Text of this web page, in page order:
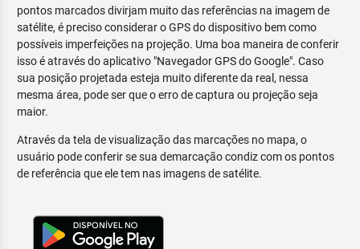
pontos marcados divirjam muito das referências na imagem de
satélite, é preciso considerar o GPS do dispositivo bem como
possíveis imperfeições na projeção. Uma boa maneira de conferir
isso é através do aplicativo "Navegador GPS do Google". Caso
sua posição projetada esteja muito diferente da real, nessa
mesma área, pode ser que o erro de captura ou projeção seja
maior.
Através da tela de visualização das marcações no mapa, o
usuário pode conferir se sua demarcação condiz com os pontos
de referência que ele tem nas imagens de satélite.